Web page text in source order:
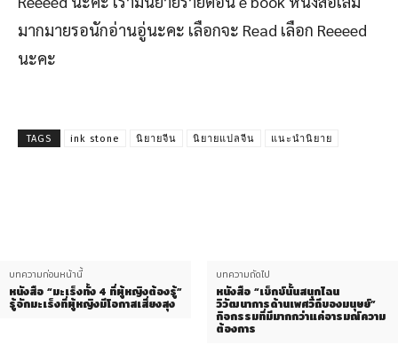
มากมายรอนักอ่านอู่นะคะ เลือกจะ Read เลือก Reeeed
นะคะ
TAGS ink stone นิยายจีน นิยายแปลจีน แนะนำนิยาย
บทความก่อนหน้านี้
หนังสือ “มะเร็งทั้ง 4 ที่ผู้หญิงต้องรู้”
รู้จักมะเร็งที่ผู้หญิงมีโอกาสเสี่ยงสุง
บทความถัดไป
หนังสือ “เซ็กซ์นั้นสนุกไฉน
วิวัฒนาการด้านเพศวิถีของมนุษย์”
กิจกรรมที่มีมากกว่าแค่อารมณ์ความ
ต้องการ